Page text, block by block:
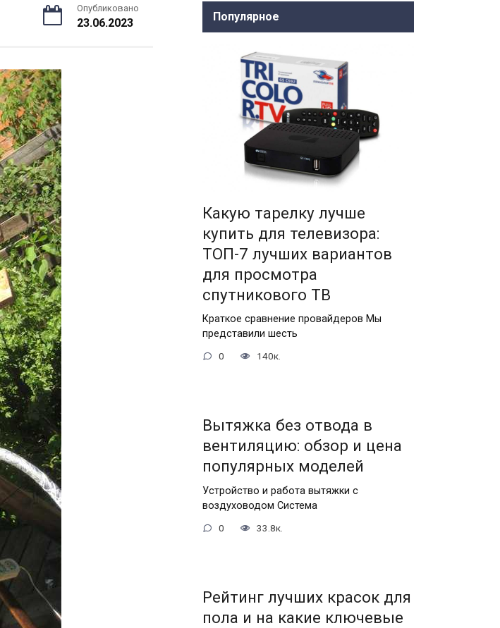
Опубликовано
23.06.2023 Популярное
Какую тарелку лучше
купить для телевизора:
ТОП-7 лучших вариантов
для просмотра
спутникового ТВ
Краткое сравнение провайдеров Мы
представили шесть
0 140к.
Вытяжка без отвода в
вентиляцию: обзор и цена
популярных моделей
Устройство и работа вытяжки с
воздуховодом Система
0 33.8к.
Рейтинг лучших красок для
пола и на какие ключевые